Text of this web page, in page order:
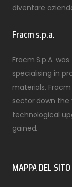
diventare
Fracm s.p.a.
Fracm S.p.A.
specialising in
materials.
sector down the
technological
gained.
MAPPA DEL SITO